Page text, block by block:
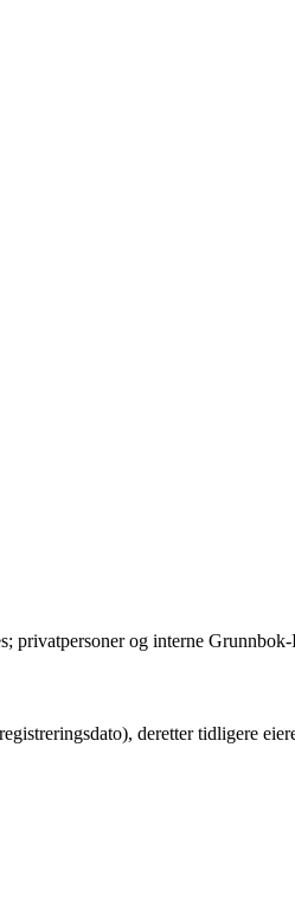
privatpersoner og interne
deretter tidligere